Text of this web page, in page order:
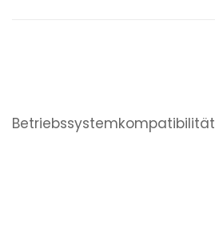
Betriebssystemkompatibilität